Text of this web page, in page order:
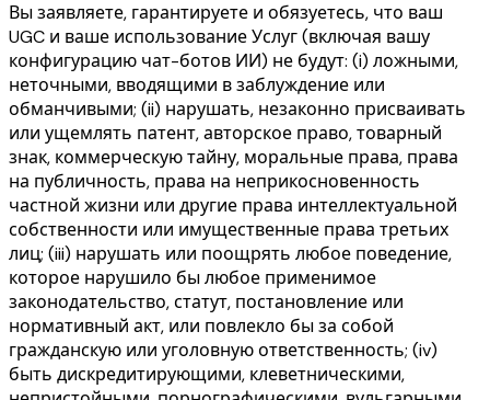
Вы заявляете, гарантируете и обязуетесь, что ваш
UGC и ваше использование Услуг (включая вашу
конфигурацию чат-ботов ИИ) не будут: (i) ложными,
неточными, вводящими в заблуждение или
обманчивыми; (ii) нарушать, незаконно присваивать
или ущемлять патент, авторское право, товарный
знак, коммерческую тайну, моральные права, права
на публичность, права на неприкосновенность
частной жизни или другие права интеллектуальной
собственности или имущественные права третьих
лиц; (iii) нарушать или поощрять любое поведение,
которое нарушило бы любое применимое
законодательство, статут, постановление или
нормативный акт, или повлекло бы за собой
гражданскую или уголовную ответственность; (iv)
быть дискредитирующими, клеветническими,